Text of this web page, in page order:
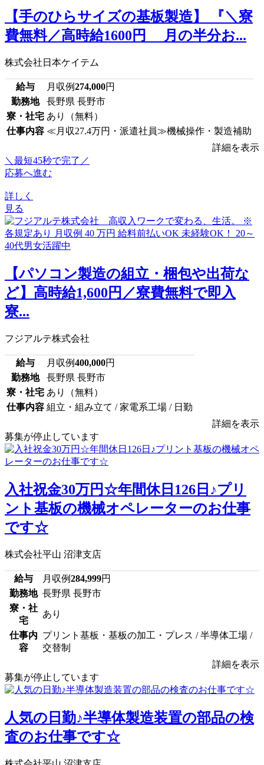
【手のひらサイズの基板製造】 『＼寮
費無料／高時給1600円 月の半分お...
株式会社日本ケイテム
給与 月収例274,000円
勤務地
長野県 長野市
寮・社宅 あり（無料）
仕事内容 ≪月収27.4万円・派遣社員≫機械操作・製造補助
詳細を表示
＼最短45秒で完了／
応募へ進む
詳しく
見る
【パソコン製造の組立・梱包や出荷な
ど】高時給1,600円／寮費無料で即入
寮...
フジアルテ株式会社
給与 月収例400,000円
勤務地
長野県 長野市
寮・社宅 あり（無料）
仕事内容 組立・組み立て / 家電系工場 / 日勤
詳細を表示
募集が停止しています
入社祝金30万円☆年間休日126日♪プリ
ント基板の機械オペレーターのお仕事
です☆
株式会社平山 沼津支店
給与 月収例284,999円
勤務地 長野県 長野市
寮・社
宅
あり
仕事内
容
プリント基板・基板の加工・プレス / 半導体工場 /
交替制
詳細を表示
募集が停止しています
人気の日勤♪半導体製造装置の部品の検
査のお仕事です☆